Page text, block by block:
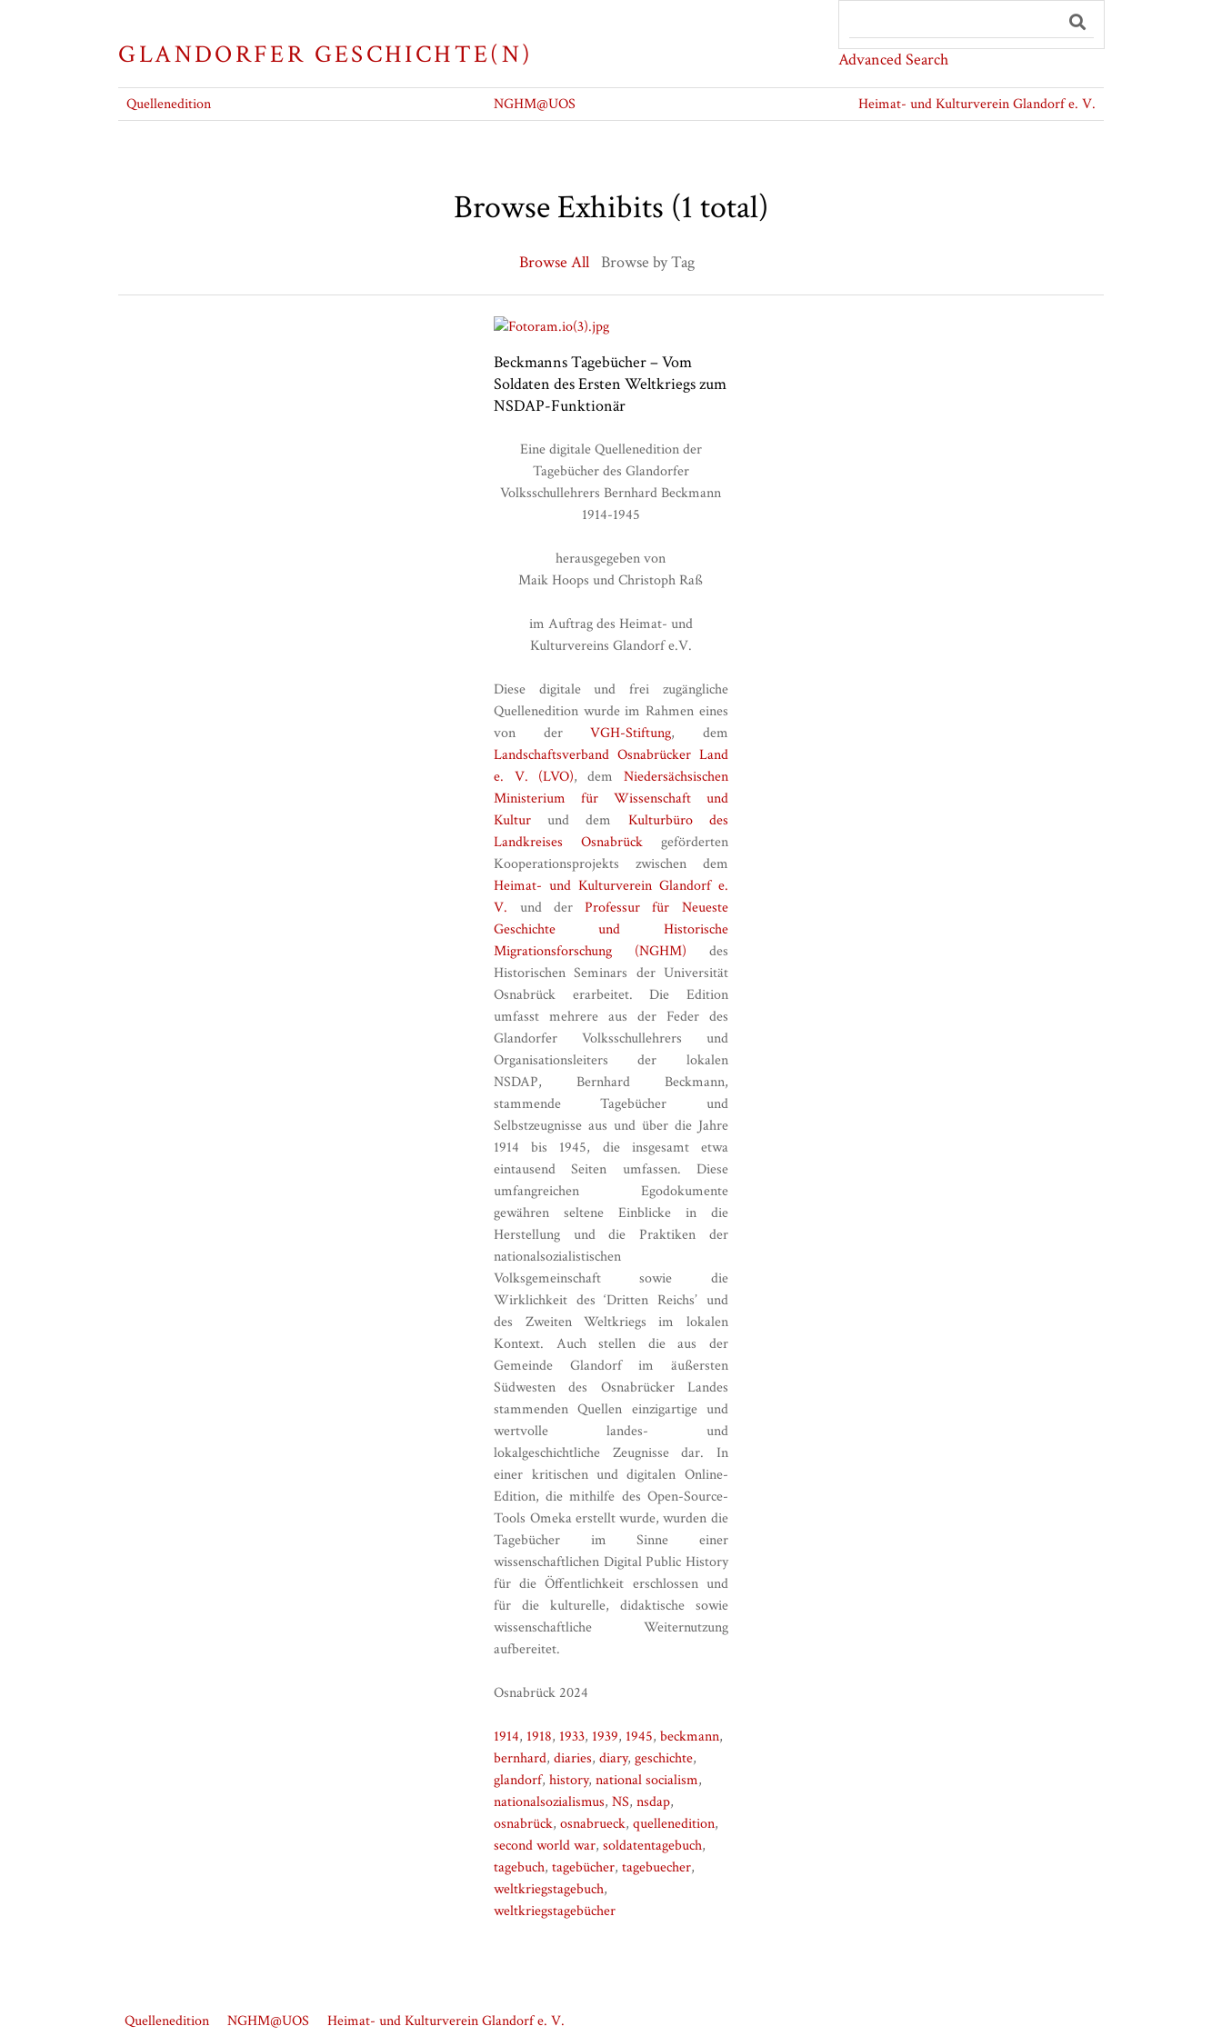
GLANDORFER GESCHICHTE(N) Advanced Search
Quellenedition NGHM@UOS Heimat- und Kulturverein Glandorf e. V.
Browse Exhibits (1 total)
Browse All Browse by Tag
Beckmanns Tagebücher – Vom
Soldaten des Ersten Weltkriegs zum
NSDAP-Funktionär
Eine digitale Quellenedition der
Tagebücher des Glandorfer
Volksschullehrers Bernhard Beckmann
1914-1945
herausgegeben von
Maik Hoops und Christoph Raß
im Auftrag des Heimat- und
Kulturvereins Glandorf e.V.
Diese digitale und frei zugängliche
Quellenedition wurde im Rahmen eines
von derVGH-Stiftung, dem
Landschaftsverband Osnabrücker Land
e. V. (LVO), dem Niedersächsischen
Ministerium für Wissenschaft und
Kultur und dem Kulturbüro des
Landkreises Osnabrück geförderten
Kooperationsprojekts zwischen dem
Heimat- und Kulturverein Glandorf e.
V. und derProfessur für Neueste
Geschichte und Historische
Migrationsforschung (NGHM) des
Historischen Seminars der Universität
Osnabrück erarbeitet. Die Edition
umfasst mehrere aus der Feder des
Glandorfer Volksschullehrers und
Organisationsleiters der lokalen
NSDAP, Bernhard Beckmann,
stammende Tagebücher und
Selbstzeugnisse aus und über die Jahre
1914 bis 1945, die insgesamt etwa
eintausend Seiten umfassen. Diese
umfangreichen Egodokumente
gewähren seltene Einblicke in die
Herstellung und die Praktiken der
nationalsozialistischen
Volksgemeinschaft sowie die
Wirklichkeit des ‘Dritten Reichs’ und
des Zweiten Weltkriegs im lokalen
Kontext. Auch stellen die aus der
Gemeinde Glandorf im äußersten
Südwesten des Osnabrücker Landes
stammenden Quellen einzigartige und
wertvolle landes- und
lokalgeschichtliche Zeugnisse dar. In
einer kritischen und digitalen Online-
Edition, die mithilfe des Open-Source-
Tools Omeka erstellt wurde, wurden die
Tagebücher im Sinne einer
wissenschaftlichen Digital Public History
für die Öffentlichkeit erschlossen und
für die kulturelle, didaktische sowie
wissenschaftliche Weiternutzung
aufbereitet.
Osnabrück 2024
1914, 1918, 1933, 1939, 1945,beckmann,
bernhard,diaries,diary,geschichte,
glandorf,history,national socialism,
nationalsozialismus,NS,nsdap,
osnabrück,osnabrueck,quellenedition,
second world war,soldatentagebuch,
tagebuch,tagebücher,tagebuecher,
weltkriegstagebuch,
weltkriegstagebücher
Quellenedition NGHM@UOS Heimat- und Kulturverein Glandorf e. V.